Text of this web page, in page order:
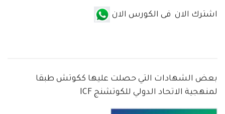
اشترك الان فى الكورس الان
بعض الشهادات التي حصلت عليها ككوتش طبقا
لمنهجية الاتحاد الدولي للكوتشنج ICF